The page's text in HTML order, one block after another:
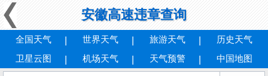
安徽高速违章查询
全国天气 世界天气 旅游天气
历史天气
卫星云图
机场天气 天气预警 中国地图